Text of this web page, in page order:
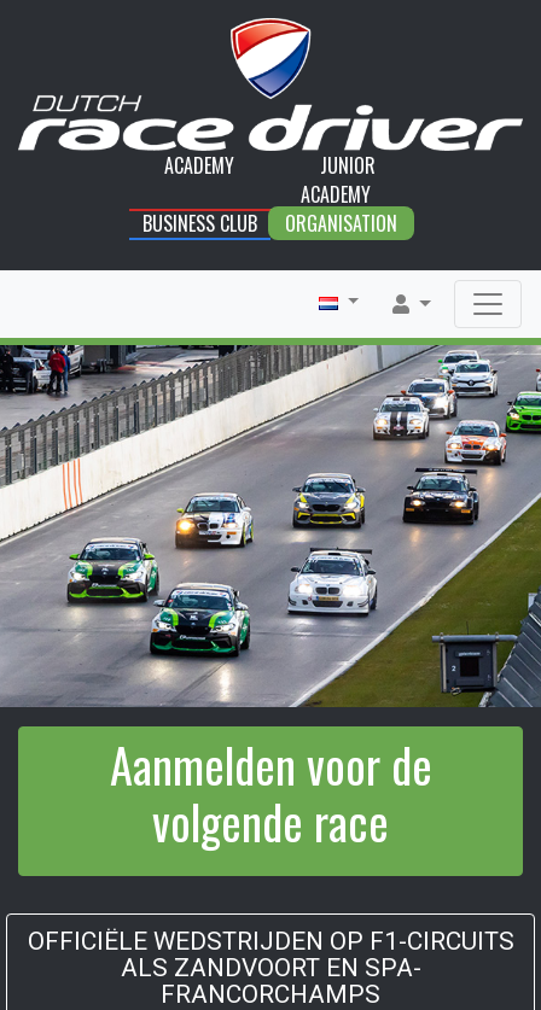
ACADEMY
JUNIOR
ACADEMY
BUSINESS CLUB
ORGANISATION
Aanmelden voor de
volgende race
OFFICIËLE WEDSTRIJDEN OP F1-CIRCUITS
ALS ZANDVOORT EN SPA-
FRANCORCHAMPS